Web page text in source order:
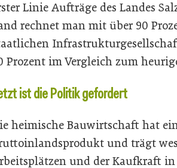
Linie Aufträge des Landes
rechnet man mit über 90
Prozent im Vergleich zum
ist die Politik gefordert
heimische Bauwirtschaft hat
und trägt
und der Kaufkraft in